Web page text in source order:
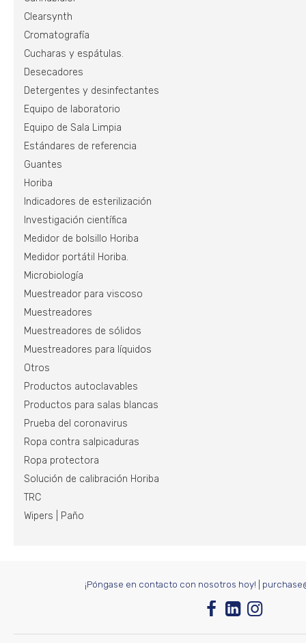
Clearsynth
Cromatografía
Cucharas y espátulas.
Desecadores
Detergentes y desinfectantes
Equipo de laboratorio
Equipo de Sala Limpia
Estándares de referencia
Guantes
Horiba
Indicadores de esterilización
Investigación científica
Medidor de bolsillo Horiba
Medidor portátil Horiba.
Microbiología
Muestreador para viscoso
Muestreadores
Muestreadores de sólidos
Muestreadores para líquidos
Otros
Productos autoclavables
Productos para salas blancas
Prueba del coronavirus
Ropa contra salpicaduras
Ropa protectora
Solución de calibración Horiba
TRC
Wipers | Paño
¡Póngase en contacto con nosotros hoy!